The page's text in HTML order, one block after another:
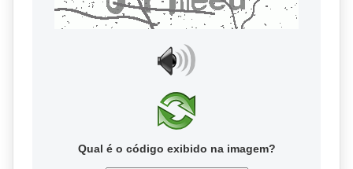
Qual é o código exibido na imagem?